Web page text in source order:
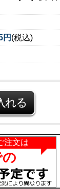
円 (税込)